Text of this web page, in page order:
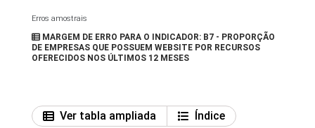
Erros amostrais
MARGEM DE ERRO PARA O INDICADOR: B7 - PROPORÇÃO
DE EMPRESAS QUE POSSUEM WEBSITE POR RECURSOS
OFERECIDOS NOS ÚLTIMOS 12 MESES
Ver tabla ampliada
Índice